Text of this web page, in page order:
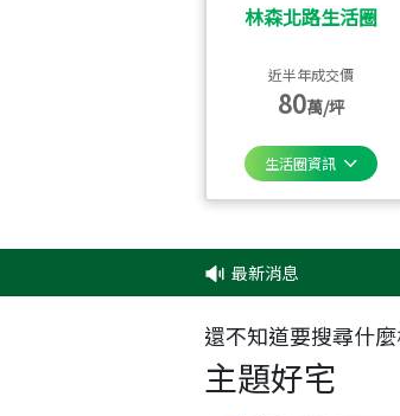
林森北路生活圈
近半年成交價
80萬/坪
生活圈資訊
最新消息
還不知道要搜尋什
主題好宅